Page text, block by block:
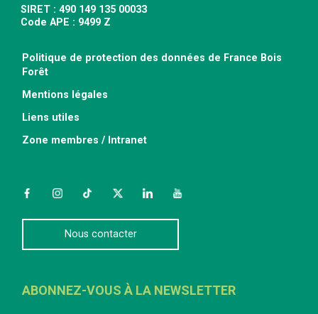
SIRET : 490 149 135 00033
Code APE : 9499 Z
Politique de protection des données de France Bois
Forêt
Mentions légales
Liens utiles
Zone membres / Intranet
FacebookInstagramTikTokTwitterLinkedInYouTube
Nous contacter
ABONNEZ-VOUS À LA NEWSLETTER